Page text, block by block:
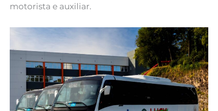
motorista e auxiliar.